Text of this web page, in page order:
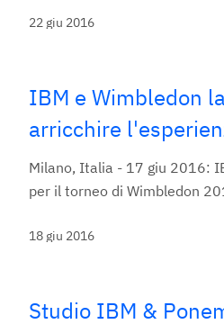
22 giu 2016
IBM e Wimbledon
arricchire
Milano, Italia - 17 giu 2016:
per il torneo di Wimbledon
18 giu 2016
Studio IBM &